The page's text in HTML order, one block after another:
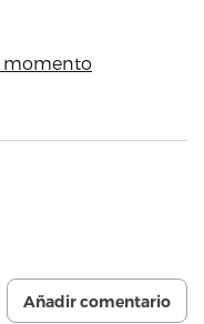
momento
Añadir comentario